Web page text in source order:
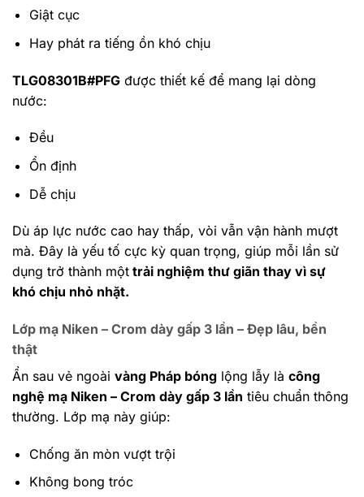
Giật cục
Hay phát ra tiếng ồn khó chịu
TLG08301B#PFG được thiết kế để mang lại dòng
nước:
Đều
Ổn định
Dễ chịu
Dù áp lực nước cao hay thấp, vòi vẫn vận hành mượt
mà. Đây là yếu tố cực kỳ quan trọng, giúp mỗi lần sử
dụng trở thành một trải nghiệm thư giãn thay vì sự
khó chịu nhỏ nhặt.
Lớp mạ Niken – Crom dày gấp 3 lần – Đẹp lâu, bền
thật
Ẩn sau vẻ ngoài vàng Pháp bóng lộng lẫy là công
nghệ mạ Niken – Crom dày gấp 3 lần tiêu chuẩn thông
thường. Lớp mạ này giúp:
Chống ăn mòn vượt trội
Không bong tróc